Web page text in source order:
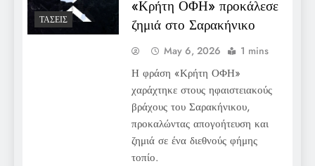
ΤΆΣΕΙΣ
«Κρήτη ΟΦΗ» προκάλεσε
ζημιά στο Σαρακήνικο
May 6, 2026 1 mins
Η φράση «Κρήτη ΟΦΗ»
χαράχτηκε στους ηφαιστειακούς
βράχους του Σαρακήνικου,
προκαλώντας απογοήτευση και
ζημιά σε ένα διεθνούς φήμης
τοπίο.